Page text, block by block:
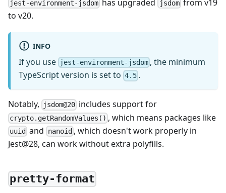
jest-environment-jsdom has upgraded jsdomfrom v19
to v20.
INFO
If you use jest-environment-jsdom , the minimum
TypeScript version is set to 4.5 .
Notably, jsdom@20 includes support for
crypto.getRandomValues() , which means packages like
uuid and nanoid , which doesn't work properly in
Jest@28, can work without extra polyfills.
pretty-format